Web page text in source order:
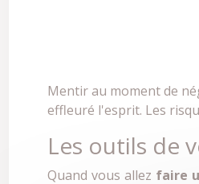
Mentir au moment de
effleuré l'esprit. Les
Les outils de
Quand vous allez faire